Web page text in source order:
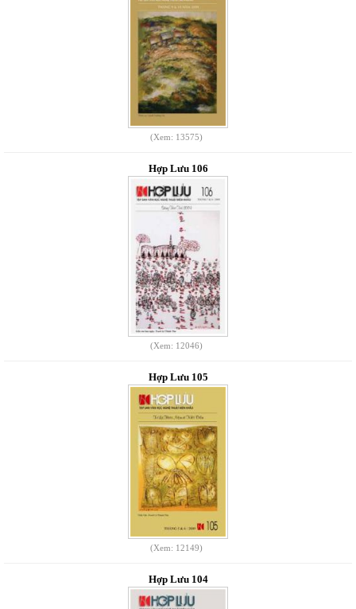
(Xem: 13575)
Hợp Lưu 106
(Xem: 12046)
Hợp Lưu 105
(Xem: 12149)
Hợp Lưu 104